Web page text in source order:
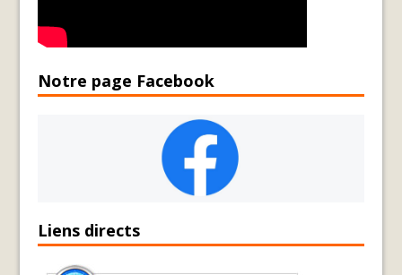
Notre page Facebook
Liens directs